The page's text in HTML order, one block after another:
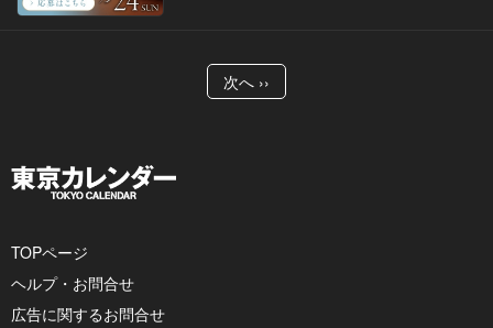
次へ ››
TOPページ
ヘルプ・お問合せ
広告に関するお問合せ